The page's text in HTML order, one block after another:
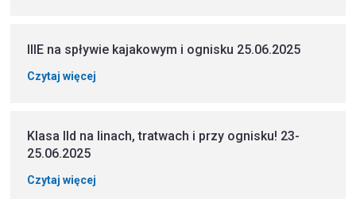
IIIE na spływie kajakowym i ognisku 25.06.2025
Czytaj więcej
Klasa IId na linach, tratwach i przy ognisku! 23-
25.06.2025
Czytaj więcej